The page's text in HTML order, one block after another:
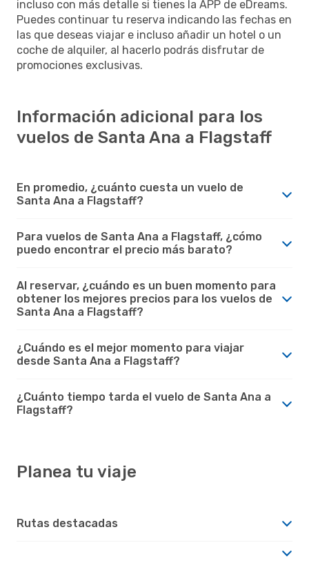
incluso con más detalle si tienes la APP de eDreams.
Puedes continuar tu reserva indicando las fechas en
las que deseas viajar e incluso añadir un hotel o un
coche de alquiler, al hacerlo podrás disfrutar de
promociones exclusivas.
Información adicional para los
vuelos de Santa Ana a Flagstaff
En promedio, ¿cuánto cuesta un vuelo de
Santa Ana a Flagstaff?
Para vuelos de Santa Ana a Flagstaff, ¿cómo
puedo encontrar el precio más barato?
Al reservar, ¿cuándo es un buen momento para
obtener los mejores precios para los vuelos de
Santa Ana a Flagstaff?
¿Cuándo es el mejor momento para viajar
desde Santa Ana a Flagstaff?
¿Cuánto tiempo tarda el vuelo de Santa Ana a
Flagstaff?
Planea tu viaje
Rutas destacadas